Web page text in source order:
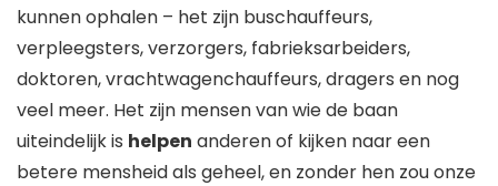
kunnen ophalen – het zijn buschauffeurs,
verpleegsters, verzorgers, fabrieksarbeiders,
doktoren, vrachtwagenchauffeurs, dragers en nog
veel meer. Het zijn mensen van wie de baan
uiteindelijk is helpen anderen of kijken naar een
betere mensheid als geheel, en zonder hen zou onze